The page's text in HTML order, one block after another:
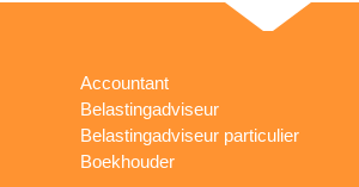
Accountant
Belastingadviseur
Belastingadviseur particulier
Boekhouder